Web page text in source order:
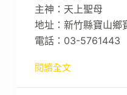
主神：天上聖母
地址：新竹縣寶山鄉
電話：03-5761443
閱讀全文